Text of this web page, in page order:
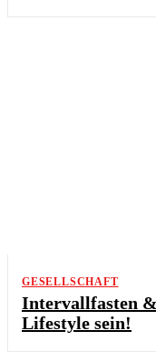
GESELLSCHAFT
Intervallfasten
Lifestyle sein!